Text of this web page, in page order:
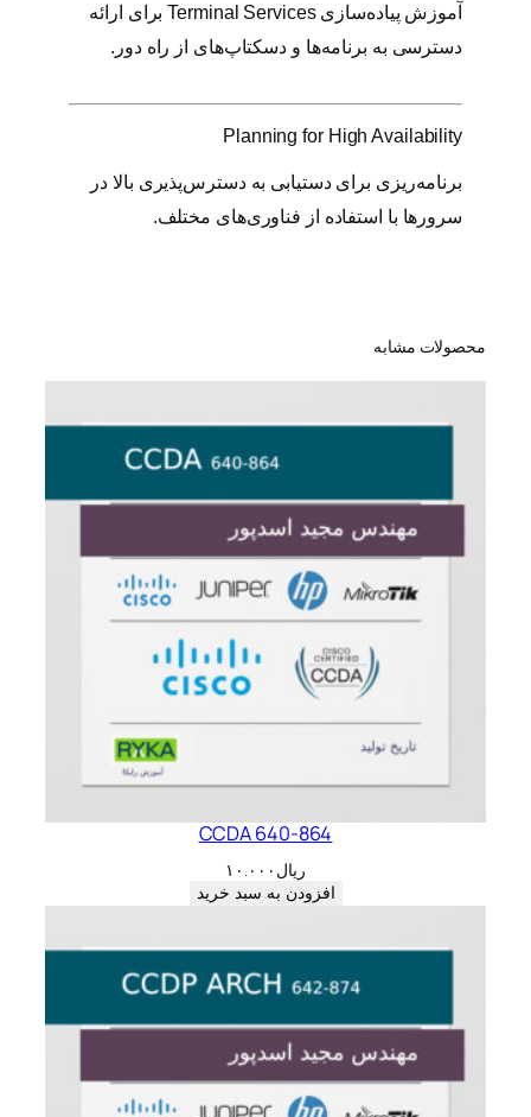
آموزش پیاده‌سازی Terminal Services برای ارائه
دسترسی به برنامه‌ها و دسکتاپ‌های از راه دور.
Planning for High Availability
برنامه‌ریزی برای دستیابی به دسترس‌پذیری بالا در
سرورها با استفاده از فناوری‌های مختلف.
محصولات مشابه
CCDA 640-864
ریال ۱۰.۰۰۰
افزودن به سبد خرید